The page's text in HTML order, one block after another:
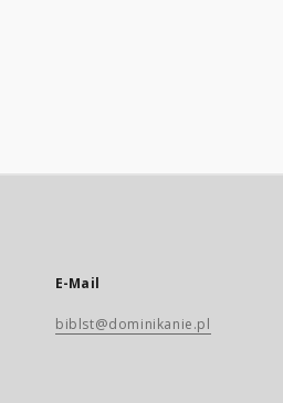
E-Mail
biblst@dominikanie.pl